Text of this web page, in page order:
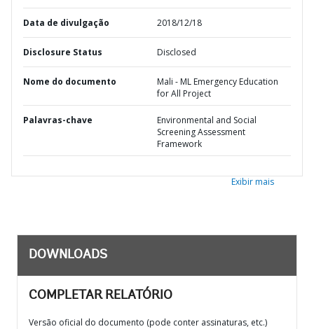
Data de divulgação 2018/12/18
Disclosure Status Disclosed
Nome do documento
Mali - ML Emergency Education
for All Project
Palavras-chave
Environmental and Social
Screening Assessment
Framework
Exibir mais
DOWNLOADS
COMPLETAR RELATÓRIO
Versão oficial do documento (pode conter assinaturas, etc.)